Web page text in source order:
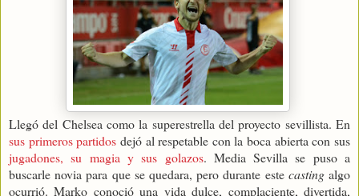
Llegó del Chelsea como la superestrella del proyecto sevillista. En
sus primeros partidos dejó al respetable con la boca abierta con sus
jugadones, su magia y sus golazos. Media Sevilla se puso a
buscarle novia para que se quedara, pero durante este castingalgo
ocurrió. Marko conoció una vida dulce, complaciente, divertida,